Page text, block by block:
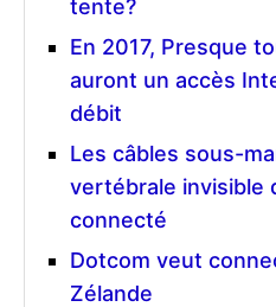
tente?
En 2017, Presque
auront un accès
débit
Les câbles sous-
vertébrale invisible
connecté
Dotcom veut
Zélande